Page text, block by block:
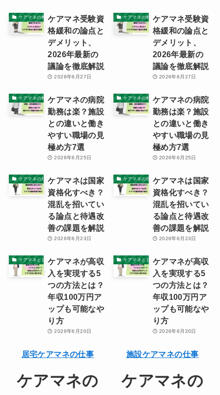
ケアマネの転職ノウハウと体験記
ケアマネ受験資
格緩和の論点と
デメリット、
2026年最新の
議論を徹底解説
2026年6月27日
ケアマネの転職ノウハウと体験記
ケアマネの病院
勤務は楽？施設
との違いと働き
やすい職場の見
極め方7選
2026年6月25日
ケアマネの現実ケアマネは国家
資格化すべき？
混乱を招いてい
る論点と待遇改
善の課題を解説
2026年6月23日
ケアマネとお金・資産ケアマネが高収
入を実現する5
つの方法とは？
年収100万円ア
ップも可能なや
り方
2026年6月20日
居宅ケアマネの仕事
ケアマネの転職ノウハウと体験記
ケアマネ受験資
格緩和の論点と
デメリット、
2026年最新の
議論を徹底解説
2026年6月27日
ケアマネの転職ノウハウと体験記
ケアマネの病院
勤務は楽？施設
との違いと働き
やすい職場の見
極め方7選
2026年6月25日
ケアマネの現実ケアマネは国家
資格化すべき？
混乱を招いてい
る論点と待遇改
善の課題を解説
2026年6月23日
ケアマネとお金・資産ケアマネが高収
入を実現する5
つの方法とは？
年収100万円ア
ップも可能なや
り方
2026年6月20日
施設ケアマネの仕事
ケアマネの
ケアマネの